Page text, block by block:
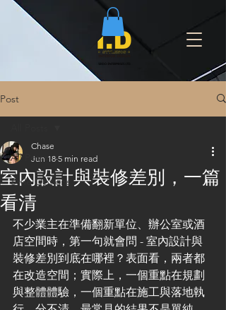
Post
All Posts
Style Options
室內設計與裝修差別，一篇
看清
Chase
Jun 18 5 min read
不少業主在準備翻新單位、辦公室或酒
店空間時，第一句就會問 - 室內設計與
裝修差別到底在哪裡？表面看，兩者都
在改造空間；實際上，一個重點在規劃
與整體體驗，一個重點在施工與落地執